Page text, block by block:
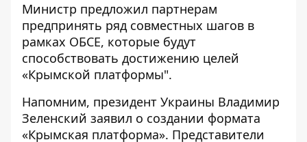
Министр предложил партнерам
предпринять ряд совместных шагов в
рамках ОБСЕ, которые будут
способствовать достижению целей
«Крымской платформы".
Напомним, президент Украины Владимир
Зеленский заявил о создании формата
«Крымская платформа». Представители